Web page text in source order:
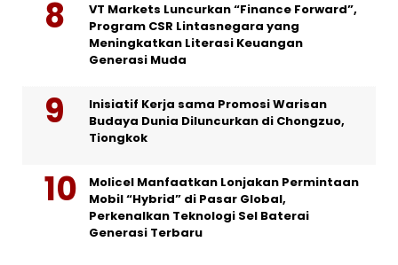
VT Markets Luncurkan “Finance Forward”,
Program CSR Lintasnegara yang
Meningkatkan Literasi Keuangan
Generasi Muda
Inisiatif Kerja sama Promosi Warisan
Budaya Dunia Diluncurkan di Chongzuo,
Tiongkok
Molicel Manfaatkan Lonjakan Permintaan
Mobil “Hybrid” di Pasar Global,
Perkenalkan Teknologi Sel Baterai
Generasi Terbaru